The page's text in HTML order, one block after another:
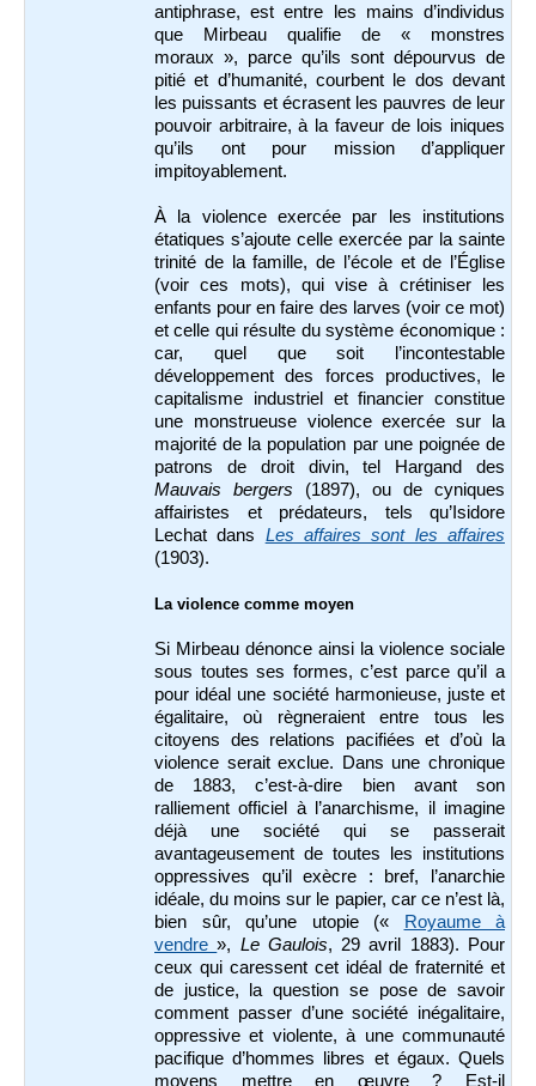
antiphrase, est entre les mains d’individus
que Mirbeau qualifie de « monstres
moraux », parce qu’ils sont dépourvus de
pitié et d’humanité, courbent le dos devant
les puissants et écrasent les pauvres de leur
pouvoir arbitraire, à la faveur de lois iniques
qu’ils ont pour mission d’appliquer
impitoyablement.
À la violence exercée par les institutions
étatiques s’ajoute celle exercée par la sainte
trinité de la famille, de l’école et de l’Église
(voir ces mots), qui vise à crétiniser les
enfants pour en faire des larves (voir ce mot)
et celle qui résulte du système économique :
car, quel que soit l’incontestable
développement des forces productives, le
capitalisme industriel et financier constitue
une monstrueuse violence exercée sur la
majorité de la population par une poignée de
patrons de droit divin, tel Hargand des
Mauvais bergers (1897), ou de cyniques
affairistes et prédateurs, tels qu’Isidore
Lechat dans Les affaires sont les affaires
(1903).
La violence comme moyen
Si Mirbeau dénonce ainsi la violence sociale
sous toutes ses formes, c’est parce qu’il a
pour idéal une société harmonieuse, juste et
égalitaire, où règneraient entre tous les
citoyens des relations pacifiées et d’où la
violence serait exclue. Dans une chronique
de 1883, c’est-à-dire bien avant son
ralliement officiel à l’anarchisme, il imagine
déjà une société qui se passerait
avantageusement de toutes les institutions
oppressives qu’il exècre : bref, l’anarchie
idéale, du moins sur le papier, car ce n’est là,
bien sûr, qu’une utopie («
Royaume à
vendre», Le Gaulois, 29 avril 1883). Pour
ceux qui caressent cet idéal de fraternité et
de justice, la question se pose de savoir
comment passer d’une société inégalitaire,
oppressive et violente, à une communauté
pacifique d’hommes libres et égaux. Quels
moyens mettre en œuvre ? Est-il